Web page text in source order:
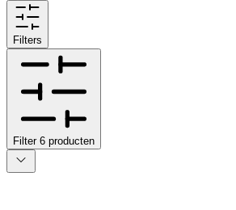
Filters
Filter 6 producten